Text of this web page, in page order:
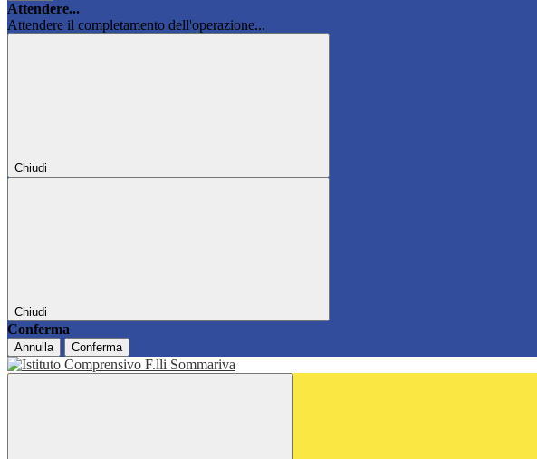
Attendere...
Attendere il completamento dell'operazione...
Chiudi
Chiudi
Conferma
Annulla Conferma